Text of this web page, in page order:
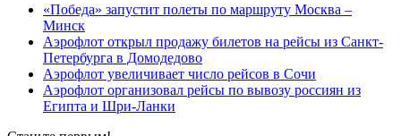
«Победа» запустит полеты по маршруту Москва –
Минск
Аэрофлот открыл продажу билетов на рейсы из Санкт-
Петербурга в Домодедово
Аэрофлот увеличивает число рейсов в Сочи
Аэрофлот организовал рейсы по вывозу россиян из
Египта и Шри-Ланки